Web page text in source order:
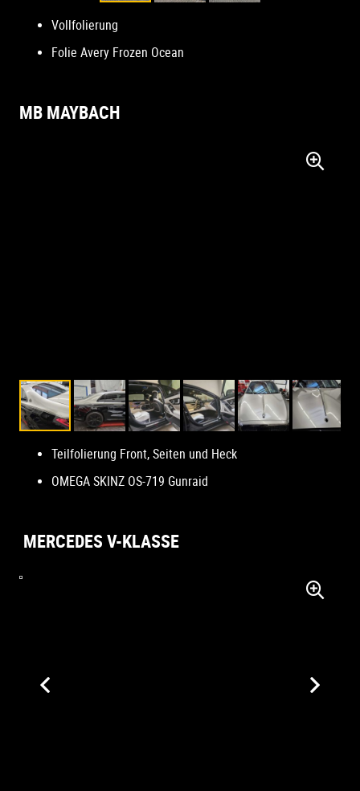
Vollfolierung
Folie Avery Frozen Ocean
MB MAYBACH
Teilfolierung Front, Seiten und Heck
OMEGA SKINZ OS-719 Gunraid
MERCEDES V-KLASSE